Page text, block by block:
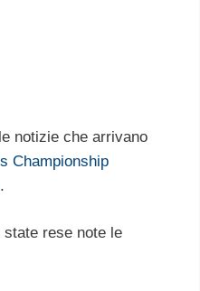
notizie che arrivano
Championship
.
state rese note le